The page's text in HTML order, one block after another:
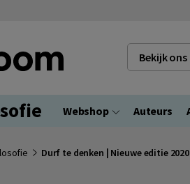
Bekijk
Webshop Auteurs
Durf te denken | Nieuwe editie 2020